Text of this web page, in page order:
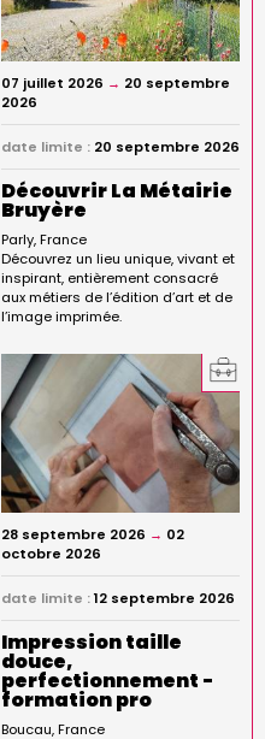
07 juillet 2026 → 20 septembre
2026
date limite : 20 septembre 2026
Découvrir La Métairie
Bruyère
Parly France
Découvrez un lieu unique, vivant et
inspirant, entièrement consacré
aux métiers de l’édition d’art et de
l’image imprimée.
28 septembre 2026 → 02
octobre 2026
date limite :12 septembre 2026
Impression taille
douce,
perfectionnement -
formation pro
Boucau France